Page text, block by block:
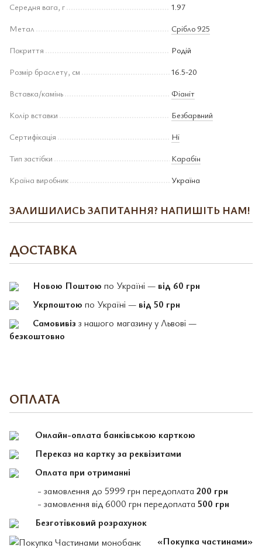
Середня вага, г
1.97
Метал
Срібло 925
Покриття
Родій
Розмір браслету, см
16.5-20
Вставка/камінь
Фіаніт
Колір вставки
Безбарвний
Сертифікація
Ні
Тип застібки
Карабін
Країна виробник
Україна
ЗАЛИШИЛИСЬ ЗАПИТАННЯ? НАПИШІТЬ НАМ!
ДОСТАВКА
Новою Поштою по Україні — від 60 грн
Укрпоштою по Україні — від 50 грн
Самовивіз з нашого магазину у Львові —
безкоштовно
ОПЛАТА
Онлайн-оплата банківською карткою
Переказ на картку за реквізитами
Оплата при отриманні
- замовлення до 5999 грн передоплата 200 грн
- замовлення від 6000 грн передоплата 500 грн
Безготівковий розрахунок
«Покупка частинами»